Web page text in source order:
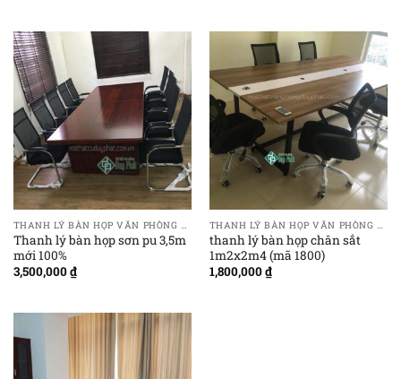
THANH LÝ BÀN HỌP VĂN PHÒNG GIÁ RẺ
Thanh lý bàn họp sơn pu 3,5m
mới 100%
3,500,000₫
THANH LÝ BÀN HỌP VĂN PHÒNG GIÁ RẺ
thanh lý bàn họp chân sắt
1m2x2m4 (mã 1800)
1,800,000₫